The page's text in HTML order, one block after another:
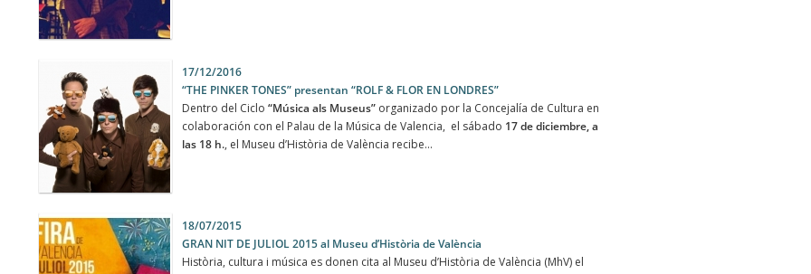
17/12/2016
“THE PINKER TONES” presentan “ROLF & FLOR EN LONDRES”
Dentro del Ciclo “Música als Museus” organizado por la Concejalía de Cultura en
colaboración con el Palau de la Música de Valencia, el sábado 17 de diciembre, a
las 18 h., el Museu d’Història de València recibe...
18/07/2015
GRAN NIT DE JULIOL 2015 al Museu d’Història de València
Història, cultura i música es donen cita al Museu d’Història de València (MhV) el